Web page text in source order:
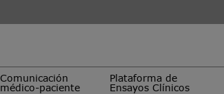
Comunicación
médico-paciente
Plataforma de
Ensayos Clínicos